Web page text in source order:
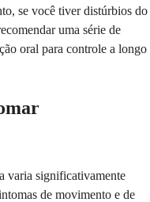
se você tiver distúrbios do
uma série de
oral para controle a longo
varia significativamente
de movimento e de